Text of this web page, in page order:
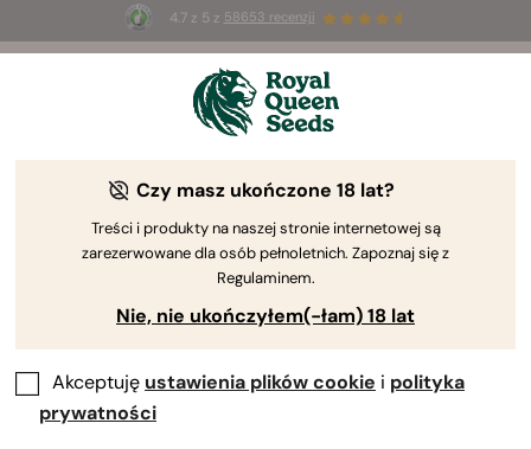
4.7 z 5 z 58653 recenzji
Summer Sales: do 50% zniżki
na wybrane produkty ⏤
Czy masz ukończone 18 lat?
Treści i produkty na naszej stronie internetowej są
zarezerwowane dla osób pełnoletnich. Zapoznaj się z
Regulaminem.
Nie, nie ukończyłem(-łam) 18 lat
Akceptuję ustawienia plików cookie i polityka
prywatności